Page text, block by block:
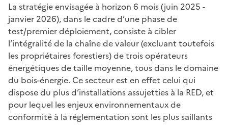
La stratégie envisagée à horizon 6 mois (juin 2025 -
janvier 2026), dans le cadre d’une phase de
test/premier déploiement, consiste à cibler
l’intégralité de la chaîne de valeur (excluant toutefois
les propriétaires forestiers) de trois opérateurs
énergétiques de taille moyenne, tous dans le domaine
du bois-énergie. Ce secteur est en effet celui qui
dispose du plus d’installations assujetties à la RED, et
pour lequel les enjeux environnementaux de
conformité à la réglementation sont les plus saillants